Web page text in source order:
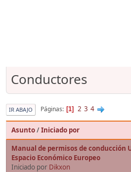
Conductores
IR ABAJO Páginas 1 2 3 4
Asunto/Iniciado por
Manual de permisos de conducción
Espacio Económico Europeo
Iniciado por Dikxon